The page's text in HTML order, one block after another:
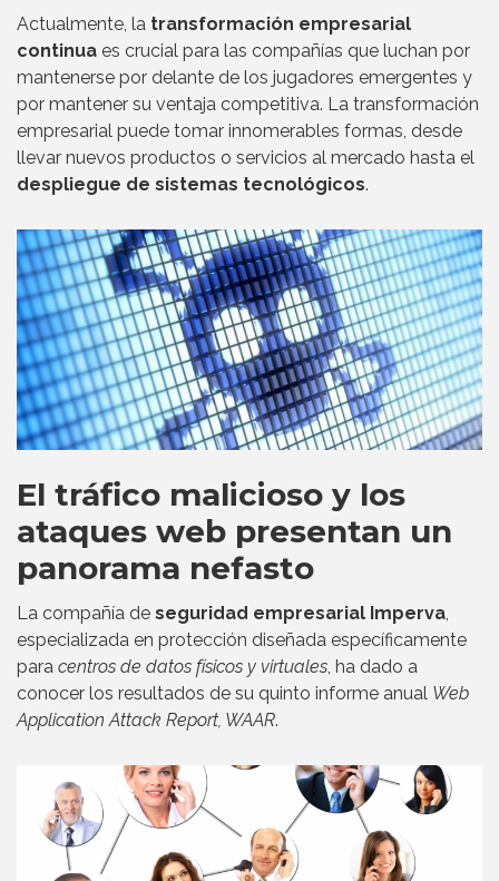
Actualmente, la transformación empresarial
continua es crucial para las compañías que luchan por
mantenerse por delante de los jugadores emergentes y
por mantener su ventaja competitiva. La transformación
empresarial puede tomar innomerables formas, desde
llevar nuevos productos o servicios al mercado hasta el
despliegue de sistemas tecnológicos.
El tráfico malicioso y los
ataques web presentan un
panorama nefasto
La compañía de seguridad empresarial Imperva
especializada en protección diseñada específicamente
para centros de datos físicos y virtuales , ha dado a
conocer los resultados de su quinto informe anual Web
Application Attack Report, WAAR.